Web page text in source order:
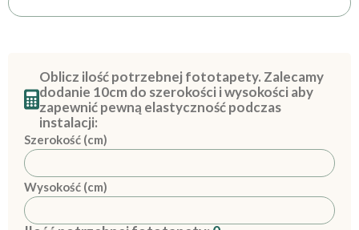
Oblicz ilość potrzebnej fototapety. Zalecamy
dodanie 10cm do szerokości i wysokości aby
zapewnić pewną elastyczność podczas
instalacji:
Szerokość (cm)
Wysokość (cm)